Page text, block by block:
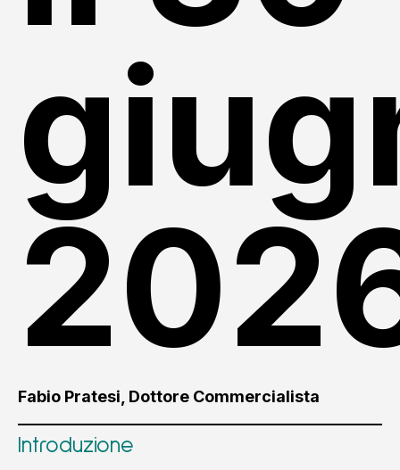
Fabio Pratesi, Dottore Commercialista
Introduzione